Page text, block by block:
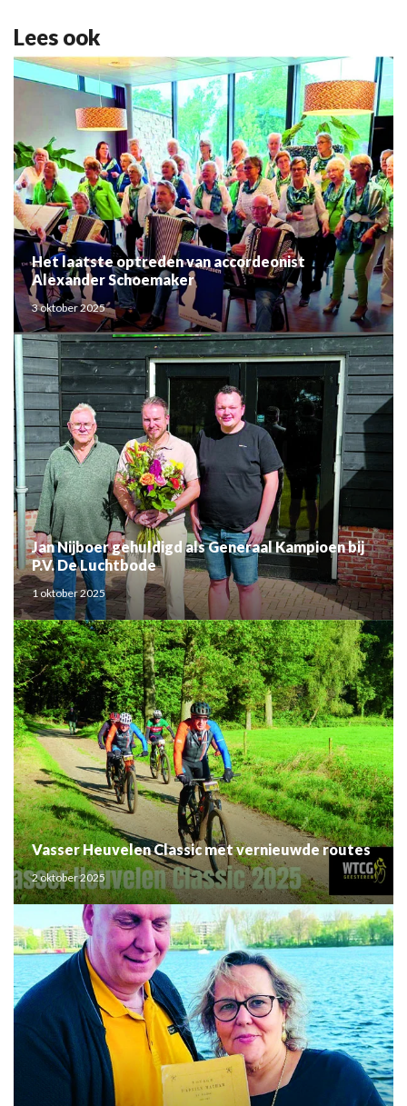
Lees ook
Het laatste optreden van accordeonist
Alexander Schoemaker
3 oktober 2025
Jan Nijboer gehuldigd als Generaal Kampioen bij
P.V. De Luchtbode
1 oktober 2025
Vasser Heuvelen Classic met vernieuwde routes
2 oktober 2025